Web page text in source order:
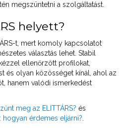
megszüntetni a szolgáltatást.
helyett?
t, mert komoly kapcsolatot
választás lehet. Stabil
ellenőrzött profilokat,
és olyan közösséget kínál, ahol az
hanem valódi ismerkedést
meg az ELITTÁRS? és
hogyan érdemes eljárni?.